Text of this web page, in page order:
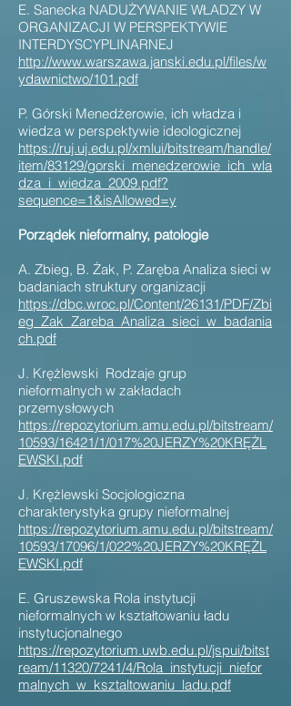
E. Sanecka NADUŻYWANIE WŁADZY W
ORGANIZACJI W PERSPEKTYWIE
INTERDYSCYPLINARNEJ
http://www.warszawa.janski.edu.pl/files/w
ydawnictwo/101.pdf
P. Górski Menedżerowie, ich władza i
wiedza w perspektywie ideologicznej
https://ruj.uj.edu.pl/xmlui/bitstream/handle/
item/83129/gorski_menedzerowie_ich_wla
dza_i_wiedza_2009.pdf?
sequence=1&isAllowed=y
Porządek nieformalny, patologie
A. Zbieg, B. Żak, P. Zaręba Analiza sieci w
badaniach struktury organizacji
https://dbc.wroc.pl/Content/26131/PDF/Zbi
eg_Zak_Zareba_Analiza_sieci_w_badania
ch.pdf
J. Krężlewski Rodzaje grup
nieformalnych w zakładach
przemysłowych
https://repozytorium.amu.edu.pl/bitstream/
10593/16421/1/017%20JERZY%20KRĘŻL
EWSKI.pdf
J. Krężlewski Socjologiczna
charakterystyka grupy nieformalnej
https://repozytorium.amu.edu.pl/bitstream/
10593/17096/1/022%20JERZY%20KRĘŻL
EWSKI.pdf
E. Gruszewska Rola instytucji
nieformalnych w kształtowaniu ładu
instytucjonalnego
https://repozytorium.uwb.edu.pl/jspui/bitst
ream/11320/7241/4/Rola_instytucji_niefor
malnych_w_ksztaltowaniu_ladu.pdf